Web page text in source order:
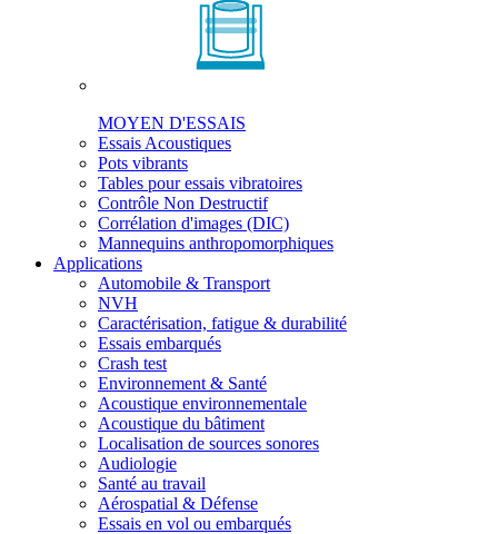
MOYEN D'ESSAIS
Essais Acoustiques
Pots vibrants
Tables pour essais vibratoires
Contrôle Non Destructif
Corrélation d'images (DIC)
Mannequins anthropomorphiques
Applications
Automobile & Transport
NVH
Caractérisation, fatigue & durabilité
Essais embarqués
Crash test
Environnement & Santé
Acoustique environnementale
Acoustique du bâtiment
Localisation de sources sonores
Audiologie
Santé au travail
Aérospatial & Défense
Essais en vol ou embarqués